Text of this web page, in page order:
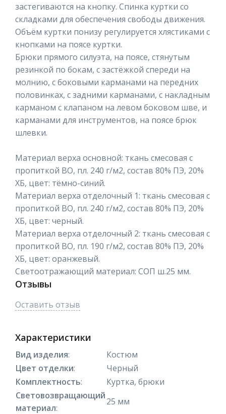
застегиваются на кнопку. Спинка куртки со
складками для обеспечения свободы движения.
Объём куртки понизу регулируется хлястиками с
кнопками на поясе куртки.
Брюки прямого силуэта, на поясе, стянутым
резинкой по бокам, с застёжкой спереди на
молнию, с боковыми карманами на передних
половинках, с задними карманами, с накладным
карманом с клапаном на левом боковом шве, и
карманами для инструментов, на поясе брюк
шлевки.
Материал верха основной: ткань смесовая с
пропиткой ВО, пл. 240 г/м2, состав 80% ПЭ, 20%
ХБ, цвет: тёмно-синий.
Материал верха отделочный 1: ткань смесовая с
пропиткой ВО, пл. 240 г/м2, состав 80% ПЭ, 20%
ХБ, цвет: черный.
Материал верха отделочный 2: ткань смесовая с
пропиткой ВО, пл. 190 г/м2, состав 80% ПЭ, 20%
ХБ, цвет: оранжевый.
Светоотражающий материал: СОП ш.25 мм.
Отзывы
Оставить отзыв
Характеристики
Вид изделия:
Костюм
Цвет отделки:
Черный
Комплектность:
Куртка, брюки
Световозвращающий
материал:
25 мм